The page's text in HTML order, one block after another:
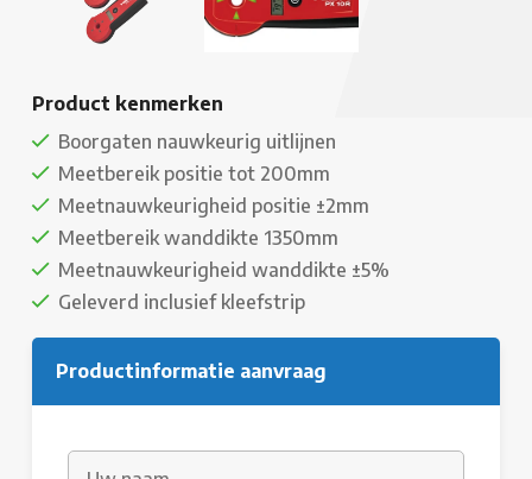
Product kenmerken
Boorgaten nauwkeurig uitlijnen
Meetbereik positie tot 200mm
Meetnauwkeurigheid positie ±2mm
Meetbereik wanddikte 1350mm
Meetnauwkeurigheid wanddikte ±5%
Geleverd inclusief kleefstrip
Productinformatie aanvraag